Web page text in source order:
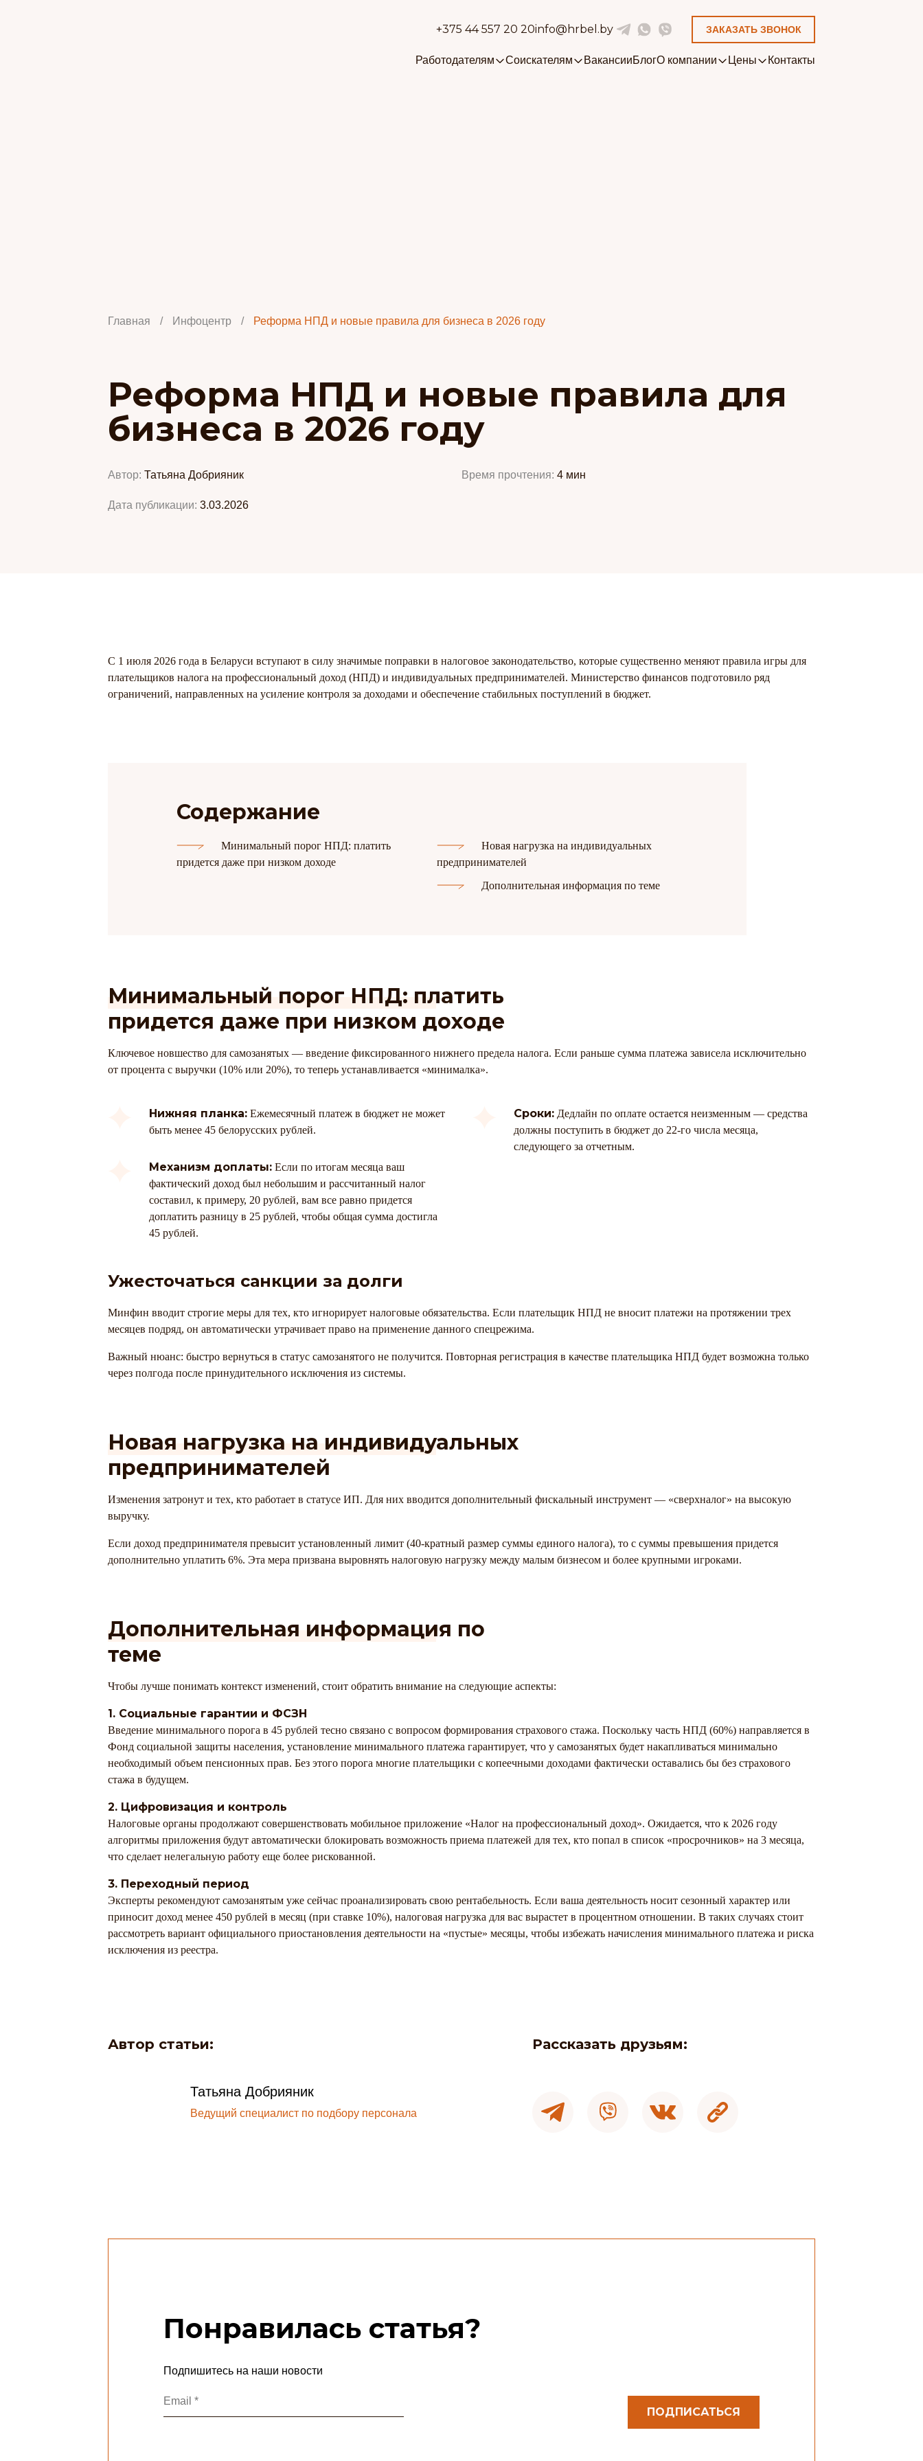
+375 44 557 20 20info@hrbel.by ЗАКАЗАТЬ ЗВОНОК
Работодателям Соискателям ВакансииБлогО компании Цены Контакты
Главная / Инфоцентр / Реформа НПД и новые правила для бизнеса в 2026 году
Реформа НПД и новые правила для
бизнеса в 2026 году
Автор: Татьяна Добрияник Время прочтения: 4 мин
Дата публикации: 3.03.2026
С 1 июля 2026 года в Беларуси вступают в силу значимые поправки в налоговое законодательство, которые существенно меняют правила игры для
плательщиков налога на профессиональный доход (НПД) и индивидуальных предпринимателей. Министерство финансов подготовило ряд
ограничений, направленных на усиление контроля за доходами и обеспечение стабильных поступлений в бюджет.
Содержание
Минимальный порог НПД: платить
придется даже при низком доходе
Новая нагрузка на индивидуальных
предпринимателей
Дополнительная информация по теме
Минимальный порог НПД: платить
придется даже при низком доходе
Ключевое новшество для самозанятых — введение фиксированного нижнего предела налога. Если раньше сумма платежа зависела исключительно
от процента с выручки (10% или 20%), то теперь устанавливается «минималка».
Нижняя планка: Ежемесячный платеж в бюджет не может
быть менее 45 белорусских рублей.
Механизм доплаты: Если по итогам месяца ваш
фактический доход был небольшим и рассчитанный налог
составил, к примеру, 20 рублей, вам все равно придется
доплатить разницу в 25 рублей, чтобы общая сумма достигла
45 рублей.
Сроки: Дедлайн по оплате остается неизменным — средства
должны поступить в бюджет до 22-го числа месяца,
следующего за отчетным.
Ужесточаться санкции за долги
Минфин вводит строгие меры для тех, кто игнорирует налоговые обязательства. Если плательщик НПД не вносит платежи на протяжении трех
месяцев подряд, он автоматически утрачивает право на применение данного спецрежима.
Важный нюанс: быстро вернуться в статус самозанятого не получится. Повторная регистрация в качестве плательщика НПД будет возможна только
через полгода после принудительного исключения из системы.
Новая нагрузка на индивидуальных
предпринимателей
Изменения затронут и тех, кто работает в статусе ИП. Для них вводится дополнительный фискальный инструмент — «сверхналог» на высокую
выручку.
Если доход предпринимателя превысит установленный лимит (40-кратный размер суммы единого налога), то с суммы превышения придется
дополнительно уплатить 6%. Эта мера призвана выровнять налоговую нагрузку между малым бизнесом и более крупными игроками.
Дополнительная информация по
теме
Чтобы лучше понимать контекст изменений, стоит обратить внимание на следующие аспекты:
1. Социальные гарантии и ФСЗН
Введение минимального порога в 45 рублей тесно связано с вопросом формирования страхового стажа. Поскольку часть НПД (60%) направляется в
Фонд социальной защиты населения, установление минимального платежа гарантирует, что у самозанятых будет накапливаться минимально
необходимый объем пенсионных прав. Без этого порога многие плательщики с копеечными доходами фактически оставались бы без страхового
стажа в будущем.
2. Цифровизация и контроль
Налоговые органы продолжают совершенствовать мобильное приложение «Налог на профессиональный доход». Ожидается, что к 2026 году
алгоритмы приложения будут автоматически блокировать возможность приема платежей для тех, кто попал в список «просрочников» на 3 месяца,
что сделает нелегальную работу еще более рискованной.
3. Переходный период
Эксперты рекомендуют самозанятым уже сейчас проанализировать свою рентабельность. Если ваша деятельность носит сезонный характер или
приносит доход менее 450 рублей в месяц (при ставке 10%), налоговая нагрузка для вас вырастет в процентном отношении. В таких случаях стоит
рассмотреть вариант официального приостановления деятельности на «пустые» месяцы, чтобы избежать начисления минимального платежа и риска
исключения из реестра.
Автор статьи:
Татьяна Добрияник
Ведущий специалист по подбору персонала
Рассказать друзьям:
Понравилась статья?
Подпишитесь на наши новости